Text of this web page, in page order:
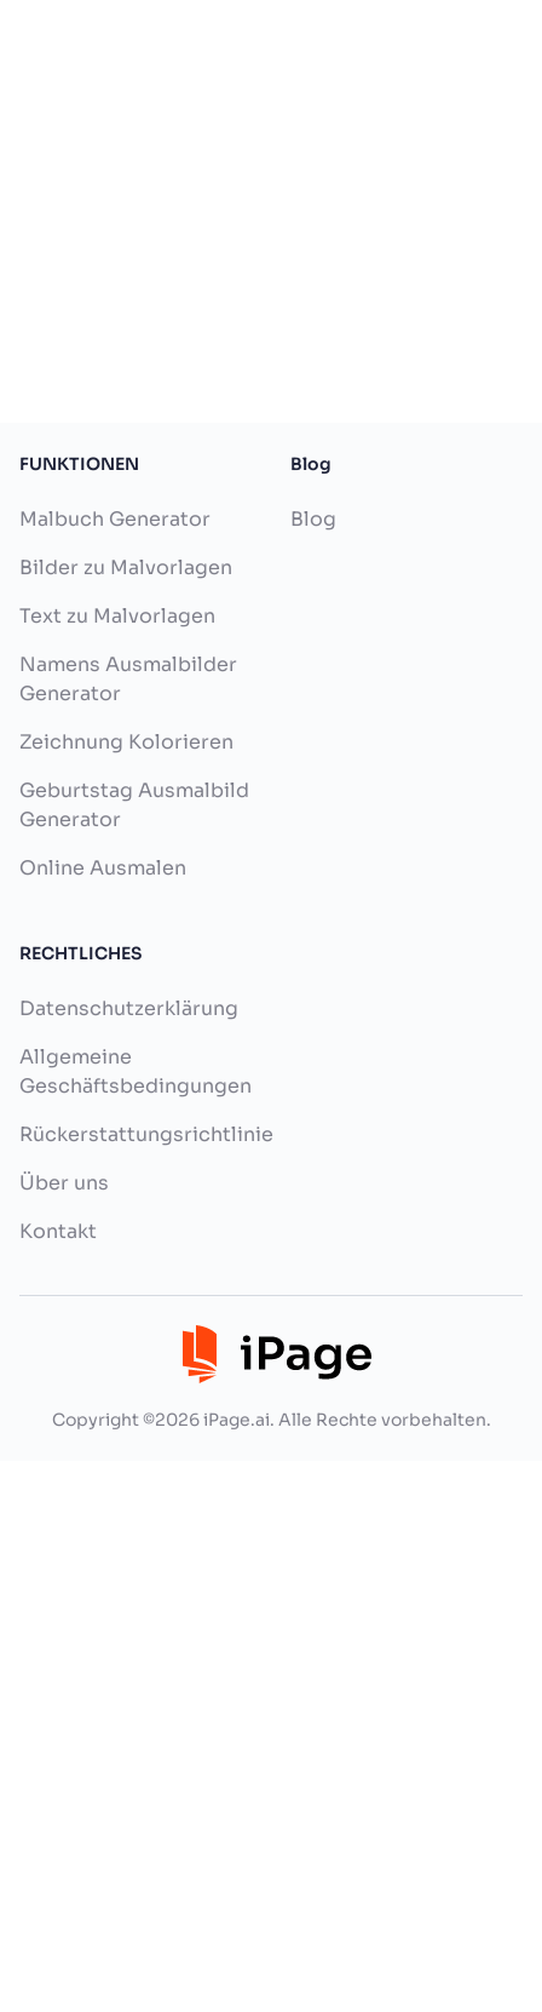
FUNKTIONEN
Malbuch Generator
Bilder zu Malvorlagen
Text zu Malvorlagen
Namens Ausmalbilder
Generator
Zeichnung Kolorieren
Geburtstag Ausmalbild
Generator
Online Ausmalen
Blog
Blog
RECHTLICHES
Datenschutzerklärung
Allgemeine
Geschäftsbedingungen
Rückerstattungsrichtlinie
Über uns
Kontakt
Copyright ©2026 iPage.ai. Alle Rechte vorbehalten.